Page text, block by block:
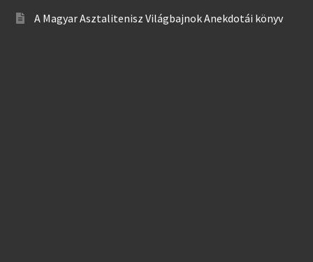
A Magyar Asztalitenisz Világbajnok Anekdotái könyv